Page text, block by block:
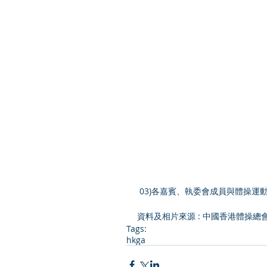
03)各嘉賓、執委會成員與體操運
資料及相片來源 : 中國香港體操總
Tags:
hkga